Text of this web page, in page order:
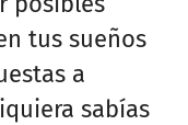
tus sueños
a
sabías